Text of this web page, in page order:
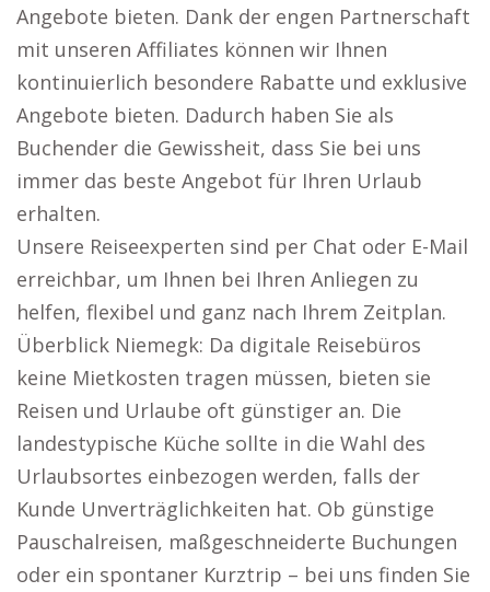
Angebote bieten. Dank der engen Partnerschaft
mit unseren Affiliates können wir Ihnen
kontinuierlich besondere Rabatte und exklusive
Angebote bieten. Dadurch haben Sie als
Buchender die Gewissheit, dass Sie bei uns
immer das beste Angebot für Ihren Urlaub
erhalten.
Unsere Reiseexperten sind per Chat oder E-Mail
erreichbar, um Ihnen bei Ihren Anliegen zu
helfen, flexibel und ganz nach Ihrem Zeitplan.
Überblick Niemegk: Da digitale Reisebüros
keine Mietkosten tragen müssen, bieten sie
Reisen und Urlaube oft günstiger an. Die
landestypische Küche sollte in die Wahl des
Urlaubsortes einbezogen werden, falls der
Kunde Unverträglichkeiten hat. Ob günstige
Pauschalreisen, maßgeschneiderte Buchungen
oder ein spontaner Kurztrip – bei uns finden Sie